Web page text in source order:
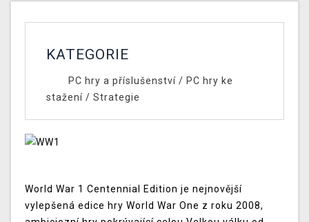
KATEGORIE
PC hry a příslušenství/ PC hry ke
stažení / Strategie
World War 1 Centennial Edition je nejnovější
vylepšená edice hry World War One z roku 2008,